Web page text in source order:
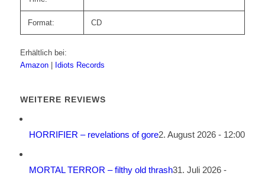
Format: CD
Erhältlich bei:
Amazon
Idiots Records
WEITERE REVIEWS
HORRIFIER – revelations of gore2. August 2026 - 12:00
MORTAL TERROR – filthy old thrash31. Juli 2026 -